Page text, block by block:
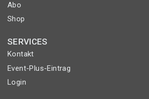
Abo
Shop
SERVICES
Kontakt
Event-Plus-Eintrag
Login